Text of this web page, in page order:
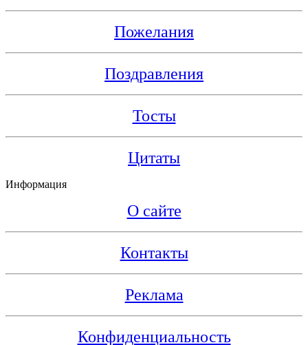
Пожелания
Поздравления
Тосты
Цитаты
Информация
О сайте
Контакты
Реклама
Конфиденциальность